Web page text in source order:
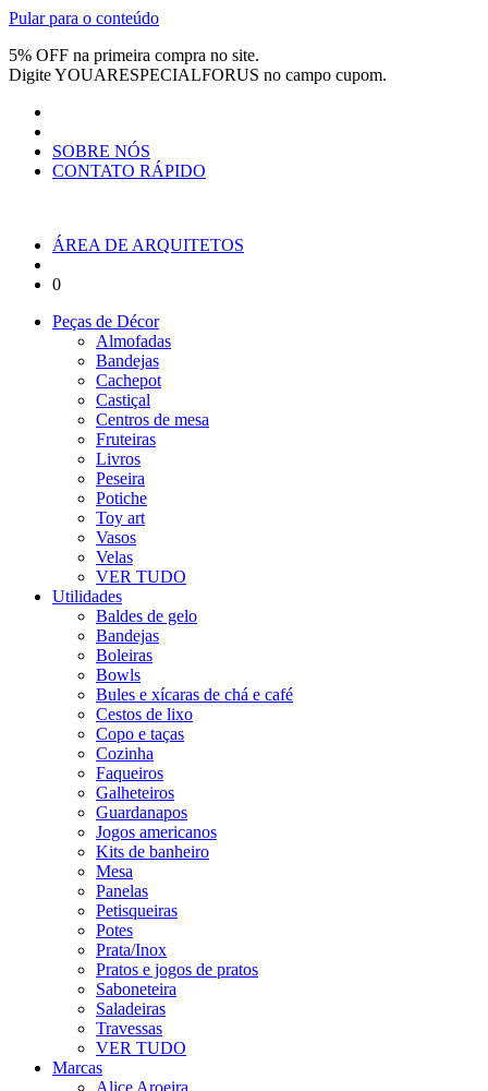
Pular para o conteúdo
5% OFF na primeira compra no site.
DigiteYOUARESPECIALFORUS no campo cupom.
SOBRE NÓS
CONTATO RÁPIDO
ÁREA DE ARQUITETOS
0
Peças de Décor
Almofadas
Bandejas
Cachepot
Castiçal
Centros de mesa
Fruteiras
Livros
Peseira
Potiche
Toy art
Vasos
Velas
VER TUDO
Utilidades
Baldes de gelo
Bandejas
Boleiras
Bowls
Bules e xícaras de chá e café
Cestos de lixo
Copo e taças
Cozinha
Faqueiros
Galheteiros
Guardanapos
Jogos americanos
Kits de banheiro
Mesa
Panelas
Petisqueiras
Potes
Prata/Inox
Pratos e jogos de pratos
Saboneteira
Saladeiras
Travessas
VER TUDO
Marcas
Alice Aroeira